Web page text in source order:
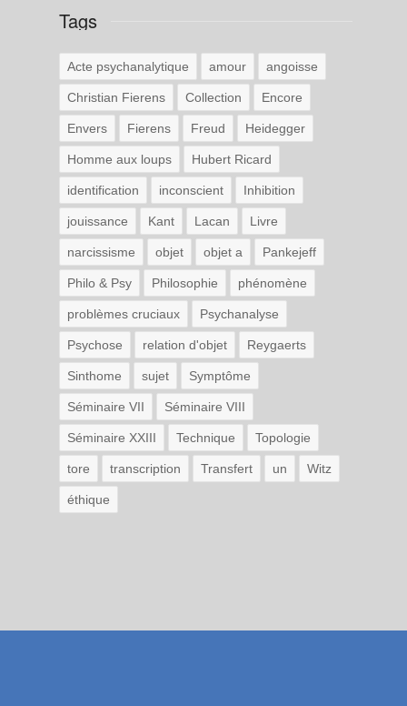
Tags
Acte psychanalytique amour angoisse
Christian Fierens Collection Encore
Envers Fierens Freud Heidegger
Homme aux loups Hubert Ricard
identification inconscient Inhibition
jouissance Kant Lacan Livre
narcissisme objet objet a Pankejeff
Philo & Psy Philosophie phénomène
problèmes cruciaux Psychanalyse
Psychose relation d'objet Reygaerts
Sinthome sujet Symptôme
Séminaire VII Séminaire VIII
Séminaire XXIII Technique Topologie
tore transcription Transfert un Witz
éthique